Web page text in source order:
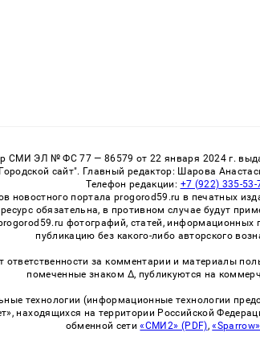
СМИ ЭЛ № ФС 77 — 86579 от 22 января 2024 г.
сайт". Главный редактор: Шарова
Телефон редакции: +7 (922) 335-53-
новостного портала progorod59.ru в печатных
обязательна, в противном случае будут
фотографий, статей,
публикацию без какого-либо авторского
ответственности за комментарии и материалы
помеченные знаком Δ, публикуются на
технологии (информационные технологии
находящихся на территории Российской
обменной сети«СМИ2» (PDF),